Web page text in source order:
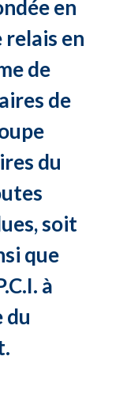
en
en
de
de
du
soit
que
à
du